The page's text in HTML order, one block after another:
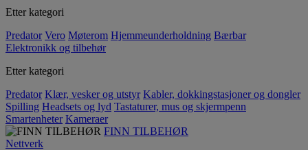
Etter kategori
Predator Vero Møterom Hjemmeunderholdning Bærbar
Elektronikk og tilbehør
Etter kategori
Predator Klær, vesker og utstyr Kabler, dokkingstasjoner og dongler
Spilling Headsets og lyd Tastaturer, mus og skjermpenn
Smartenheter Kameraer
FINN TILBEHØR
Nettverk